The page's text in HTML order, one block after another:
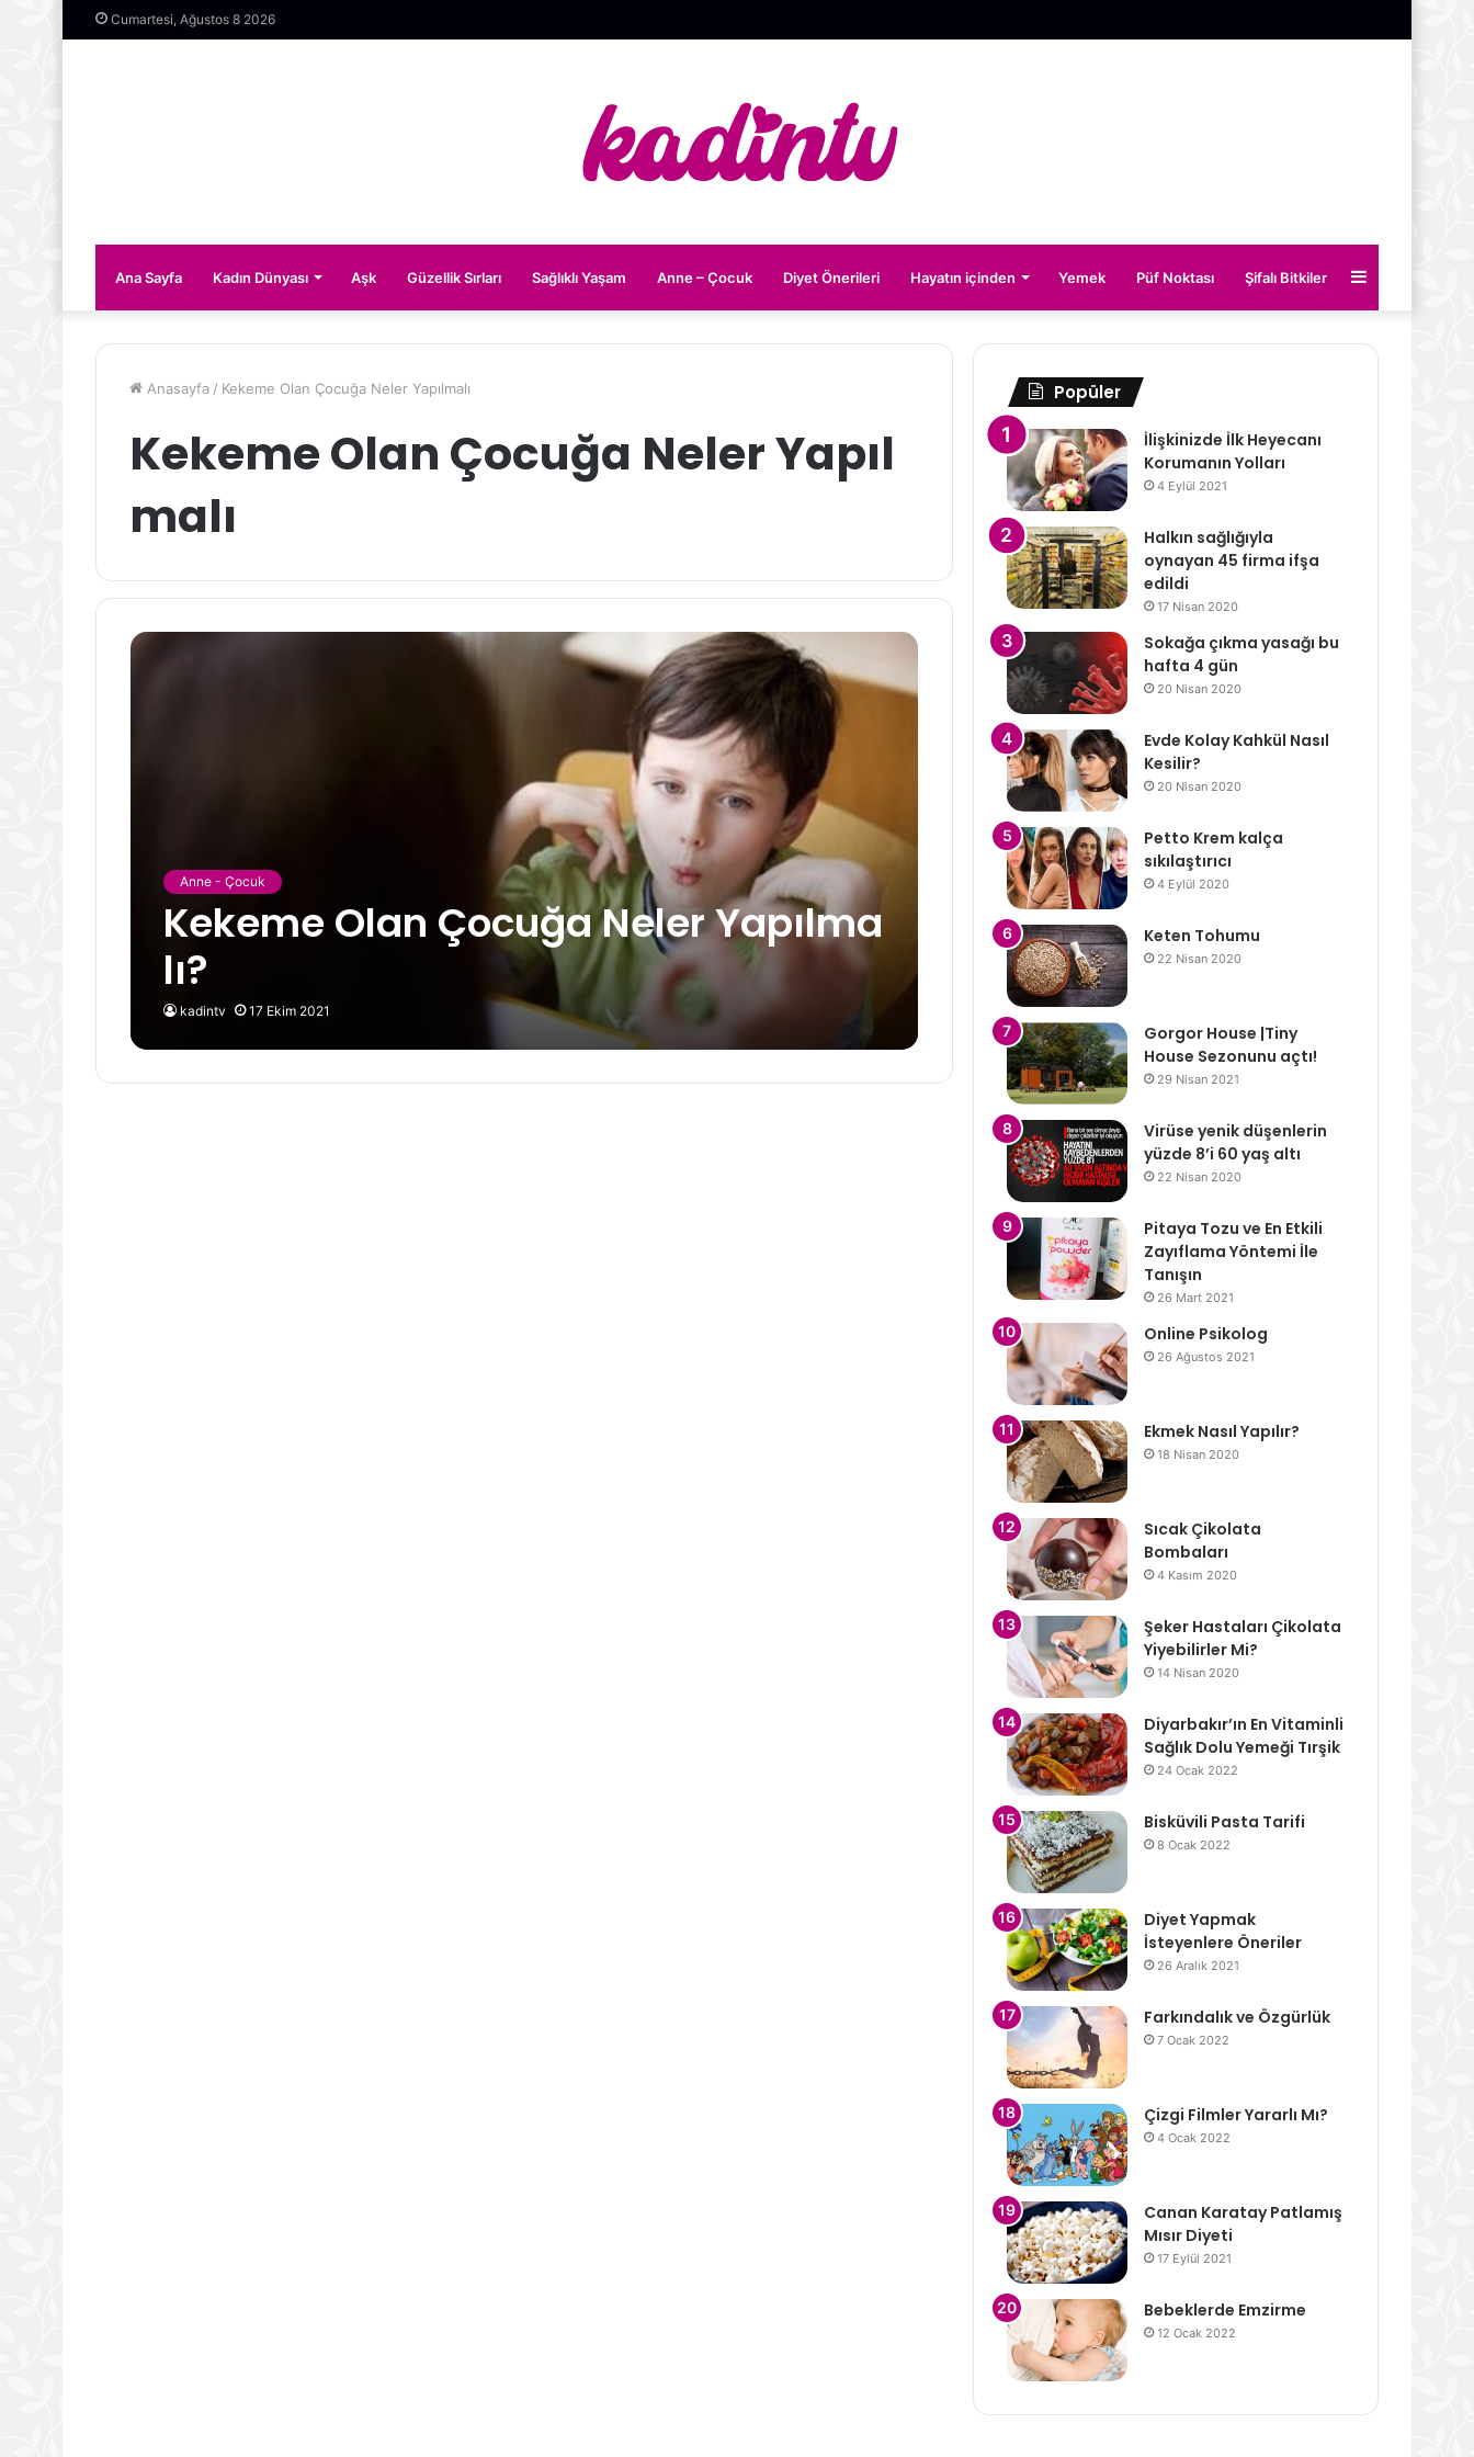
Cumartesi, Ağustos 8 2026
Ana Sayfa Kadın Dünyası Aşk Güzellik Sırları Sağlıklı Yaşam Anne – Çocuk Diyet Önerileri Hayatın içinden Yemek Püf Noktası Şifalı Bitkiler Kenar
Bölmesi
Anasayfa / Kekeme Olan Çocuğa Neler Yapılmalı
Kekeme Olan Çocuğa Neler Yapıl
malı
Anne - Çocuk
Kekeme Olan Çocuğa Neler Yapılma
lı?
kadintv 17 Ekim 2021
Popüler
İlişkinizde İlk Heyecanı
Korumanın Yolları
4 Eylül 2021
Halkın sağlığıyla
oynayan 45 firma ifşa
edildi
17 Nisan 2020
Sokağa çıkma yasağı bu
hafta 4 gün
20 Nisan 2020
Evde Kolay Kahkül Nasıl
Kesilir?
20 Nisan 2020
Petto Krem kalça
sıkılaştırıcı
4 Eylül 2020
Keten Tohumu
22 Nisan 2020
Gorgor House |Tiny
House Sezonunu açtı!
29 Nisan 2021
Virüse yenik düşenlerin
yüzde 8’i 60 yaş altı
22 Nisan 2020
Pitaya Tozu ve En Etkili
Zayıflama Yöntemi İle
Tanışın
26 Mart 2021
Online Psikolog
26 Ağustos 2021
Ekmek Nasıl Yapılır?
18 Nisan 2020
Sıcak Çikolata
Bombaları
4 Kasım 2020
Şeker Hastaları Çikolata
Yiyebilirler Mi?
14 Nisan 2020
Diyarbakır’ın En Vitaminli
Sağlık Dolu Yemeği Tırşik
24 Ocak 2022
Bisküvili Pasta Tarifi
8 Ocak 2022
Diyet Yapmak
İsteyenlere Öneriler
26 Aralık 2021
Farkındalık ve Özgürlük
7 Ocak 2022
Çizgi Filmler Yararlı Mı?
4 Ocak 2022
Canan Karatay Patlamış
Mısır Diyeti
17 Eylül 2021
Bebeklerde Emzirme
12 Ocak 2022